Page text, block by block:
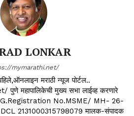
LONKAR
mymarathi.net/
मराठी न्यूज पोर्टल..
महापालिकेची मुख्य सभा लाईव्ह करणारे
C.G.Registration No.MSME/ MH- 26-
2131000315798079 मालक-संपादक